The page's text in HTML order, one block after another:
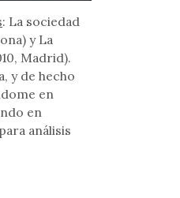
: La sociedad
y La
Madrid).
y de hecho
en
en
análisis